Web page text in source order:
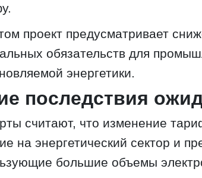
проект предусматривает
обязательств для
энергетики.
последствия
считают, что изменение
на энергетический сектор и
большие объемы